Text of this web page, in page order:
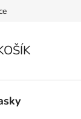
podmínky